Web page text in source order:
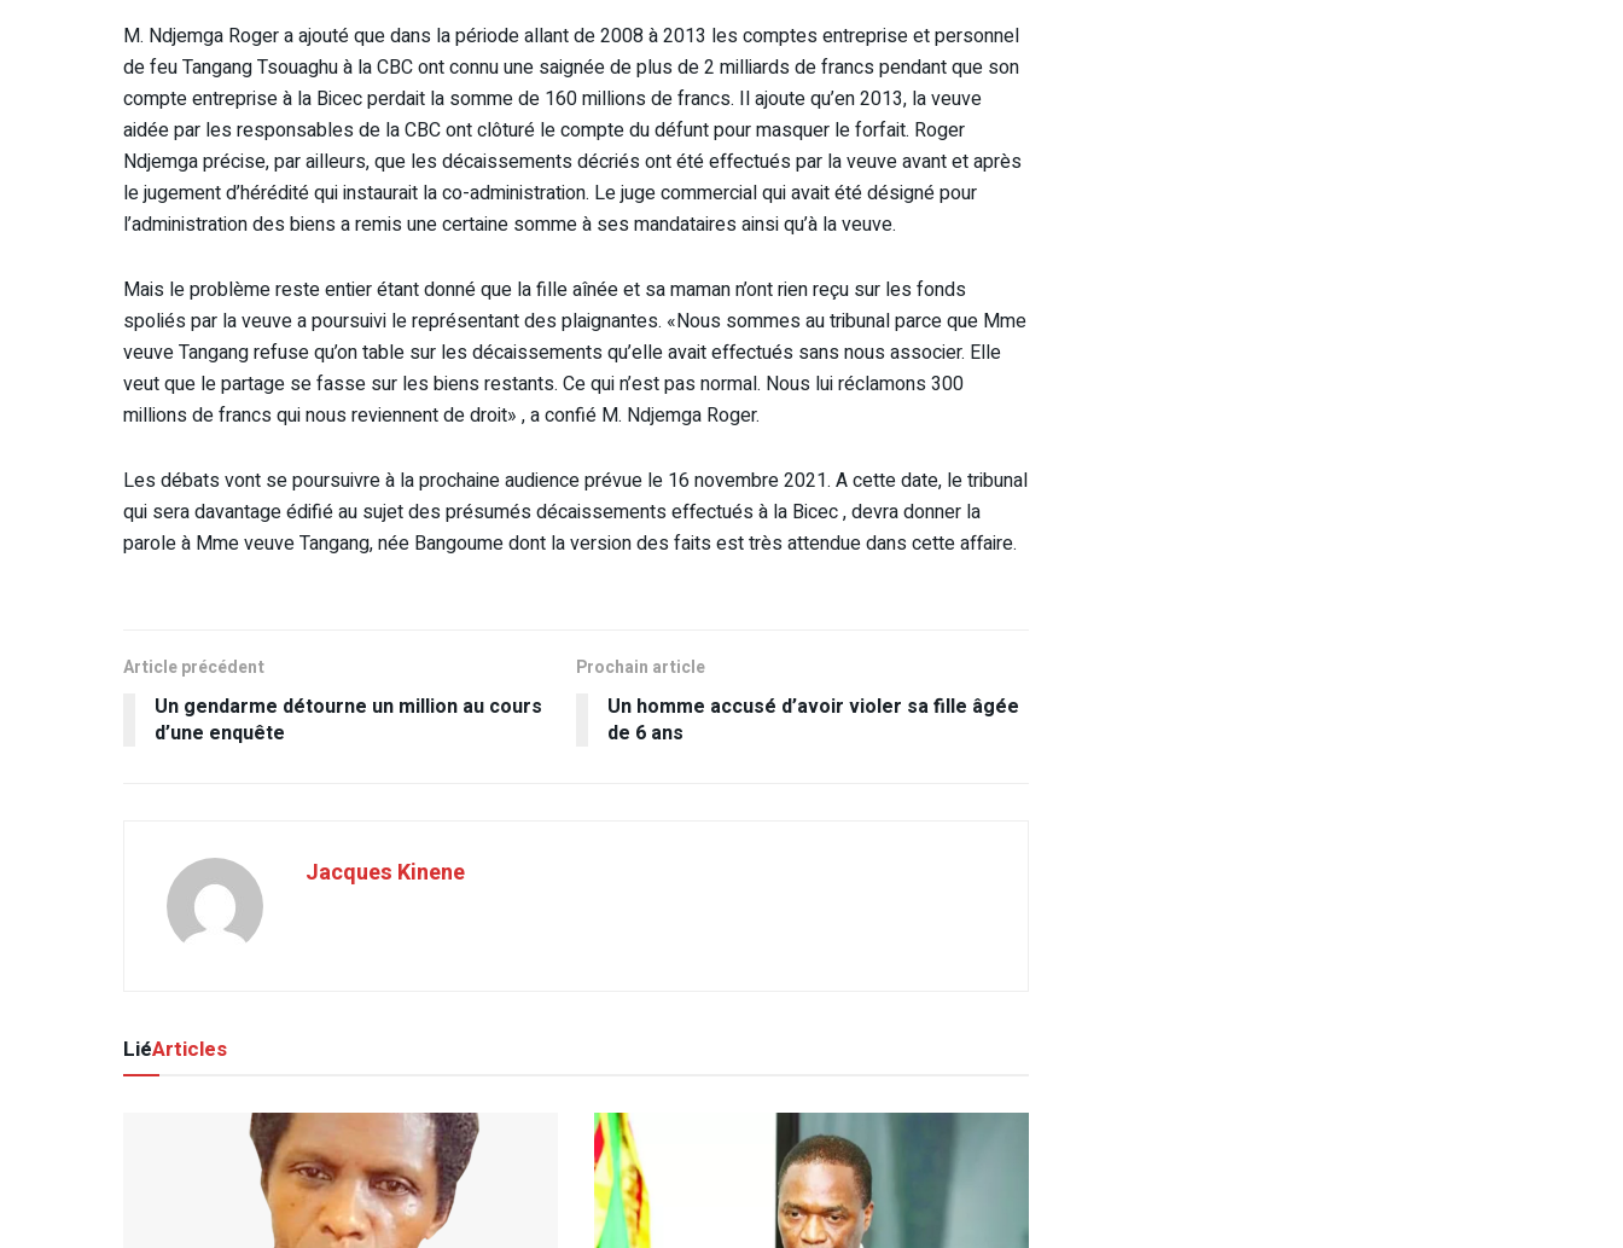
M. Ndjemga Roger a ajouté que dans la période allant de 2008 à 2013 les comptes entreprise et personnel
de feu Tangang Tsouaghu à la CBC ont connu une saignée de plus de 2 milliards de francs pendant que son
compte entreprise à la Bicec perdait la somme de 160 millions de francs. Il ajoute qu’en 2013, la veuve
aidée par les responsables de la CBC ont clôturé le compte du défunt pour masquer le forfait. Roger
Ndjemga précise, par ailleurs, que les décaissements décriés ont été effectués par la veuve avant et après
le jugement d’hérédité qui instaurait la co-administration. Le juge commercial qui avait été désigné pour
l’administration des biens a remis une certaine somme à ses mandataires ainsi qu’à la veuve.
Mais le problème reste entier étant donné que la fille aînée et sa maman n’ont rien reçu sur les fonds
spoliés par la veuve a poursuivi le représentant des plaignantes. «Nous sommes au tribunal parce que Mme
veuve Tangang refuse qu’on table sur les décaissements qu’elle avait effectués sans nous associer. Elle
veut que le partage se fasse sur les biens restants. Ce qui n’est pas normal. Nous lui réclamons 300
millions de francs qui nous reviennent de droit» , a confié M. Ndjemga Roger.
Les débats vont se poursuivre à la prochaine audience prévue le 16 novembre 2021. A cette date, le tribunal
qui sera davantage édifié au sujet des présumés décaissements effectués à la Bicec , devra donner la
parole à Mme veuve Tangang, née Bangoume dont la version des faits est très attendue dans cette affaire.
Article précédent
Un gendarme détourne un million au cours
d’une enquête
Prochain article
Un homme accusé d’avoir violer sa fille âgée
de 6 ans
Jacques Kinene
LiéArticles